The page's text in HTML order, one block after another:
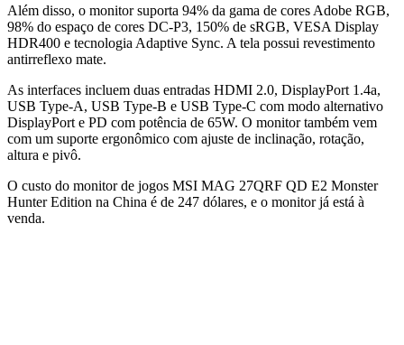
Além disso, o monitor suporta 94% da gama de cores Adobe RGB,
98% do espaço de cores DC-P3, 150% de sRGB, VESA Display
HDR400 e tecnologia Adaptive Sync. A tela possui revestimento
antirreflexo mate.
As interfaces incluem duas entradas HDMI 2.0, DisplayPort 1.4a,
USB Type-A, USB Type-B e USB Type-C com modo alternativo
DisplayPort e PD com potência de 65W. O monitor também vem
com um suporte ergonômico com ajuste de inclinação, rotação,
altura e pivô.
O custo do monitor de jogos MSI MAG 27QRF QD E2 Monster
Hunter Edition na China é de 247 dólares, e o monitor já está à
venda.